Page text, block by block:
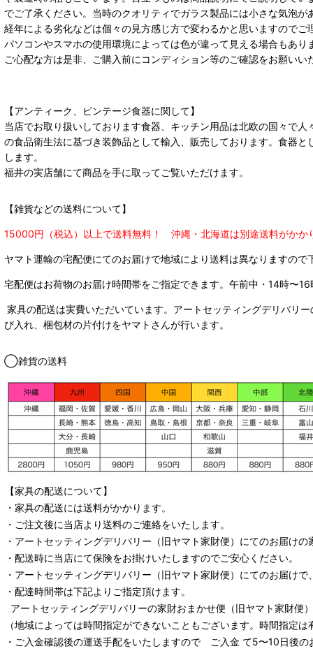
でご了承ください。当時のクオリティでガラス製品には小さな気泡が
経年による劣化などは個々の見方感じ方で変わるかと思いますのでご
パソコンやスマホの使用環境によっては色が違って見える場合もあ
ご心配な方は是非、ご購入前にコンディション等のご確認をお願い
【アンティーク、ビンテージ食器に関して】
当店でお取り扱いしております食器、キッチン用品は北欧の国々で
の食品衛生法に基づき装飾品として輸入、販売しております。食器
します。
福井の実店舗にて商品を手に取ってご覧いただけます。
【雑貨などの送料について】
15000円（税込）以上で送料無料！ 沖縄・北海道は別途送料がかか
ヤマト運輸の宅配便にてのお届けで地域により送料は異なりますので
宅配便はお荷物のお届け時間帯をご指定できます。 午前中・14時〜
家具の配送は実費いただいています。アートセッティングデリバリ
び入れ、梱包材の片付けをヤマトさんが行います。
◯雑貨の送料
【家具の配送について】
・家具の配送には送料がかかります。
・ご注文後に当店より送料のご連絡をいたします。
・ アートセッティングデリバリー （旧ヤマト家財便） にてのお届けの
・配送時に当店にて保険をお掛けいたしますのでご安心ください。
・ アートセッティングデリバリー （旧ヤマト家財便） にてのお届けで
・配達時間帯は下記よりご指定頂けます。
アートセッティングデリバリーの家財おまかせ便 （旧ヤマト家財便
（地域によっては時間指定ができないこともございます。時間指定
・ご入金確認後の運送手配をいたしますので ご入金 て5〜10日後の